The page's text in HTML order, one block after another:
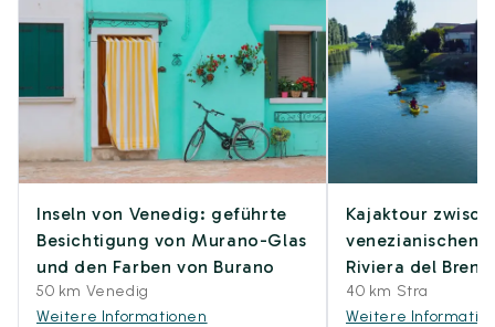
Inseln von Venedig: geführte
Besichtigung von Murano-Glas
und den Farben von Burano
50 km Venedig
Weitere Informationen
Kajaktour
venezianischen
Riviera del
40 km Stra
Weitere